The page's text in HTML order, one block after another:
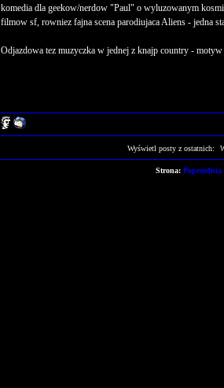
komedia dla geekow/nerdow "Paul" o wyluzowanym
filmow sf, rowniez fajna scena parodiujaca Aliens - jedna
Odjazdowa tez muzyczka w jednej z knajp country -
Wyświetl posty z ostatnich:
Strona: Poprzednia